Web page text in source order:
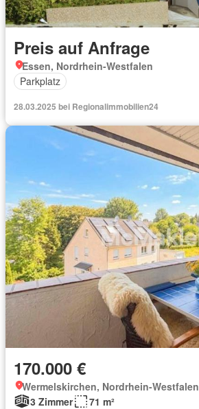
Preis auf Anfrage
Essen, Nordrhein-Westfalen
Parkplatz
28.03.2025 bei Regionalimmobilien24
170.000 €
Wermelskirchen, Nordrhein-Westfalen
3 Zimmer
71 m²